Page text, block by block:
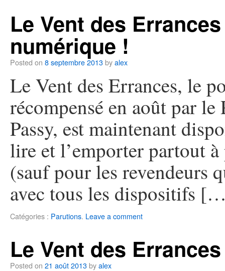
Le Vent des
numérique !
Posted on 8 septembre 2013byalex
Le Vent des Errances, le
récompensé en août par
Passy, est maintenant
lire et l’emporter partout
(sauf pour les revendeurs
avec tous les dispositifs
Catégories : Parutions. Leave a comment
Le Vent des
Posted on 21 août 2013byalex